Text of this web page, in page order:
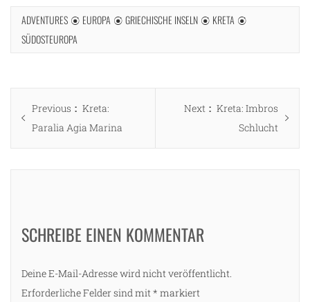
ADVENTURES EUROPA GRIECHISCHE INSELN
KRETA
SÜDOSTEUROPA
Beitragsnavigation
Previous
Previous
post:
Kreta:
Paralia Agia Marina
Next
Next
Kreta: Imbros
Schlucht
SCHREIBE EINEN KOMMENTAR
Deine E-Mail-Adresse wird nicht veröffentlicht.
Erforderliche Felder sind mit * markiert